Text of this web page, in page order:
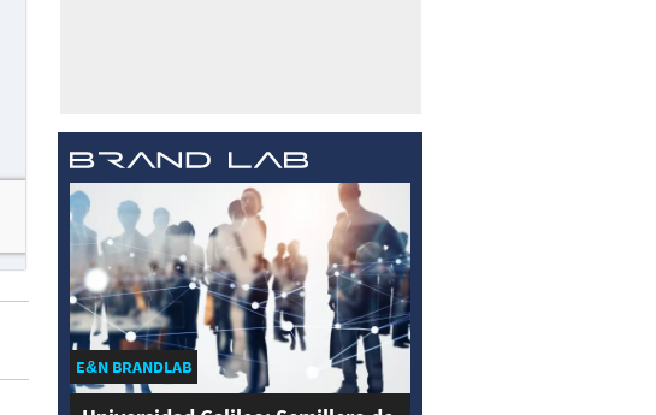
E&N BRANDLAB